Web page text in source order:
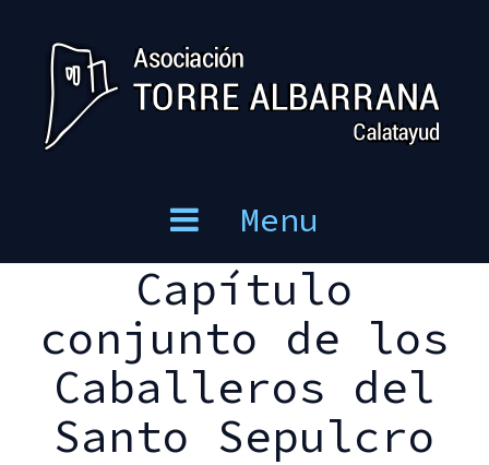
content
Menu
Capítulo
conjunto de los
Caballeros del
Santo Sepulcro